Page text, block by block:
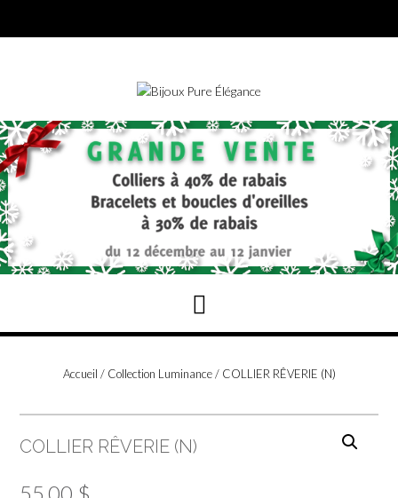
Accueil / Collection Luminance/ COLLIER RÊVERIE (N)
COLLIER RÊVERIE (N)